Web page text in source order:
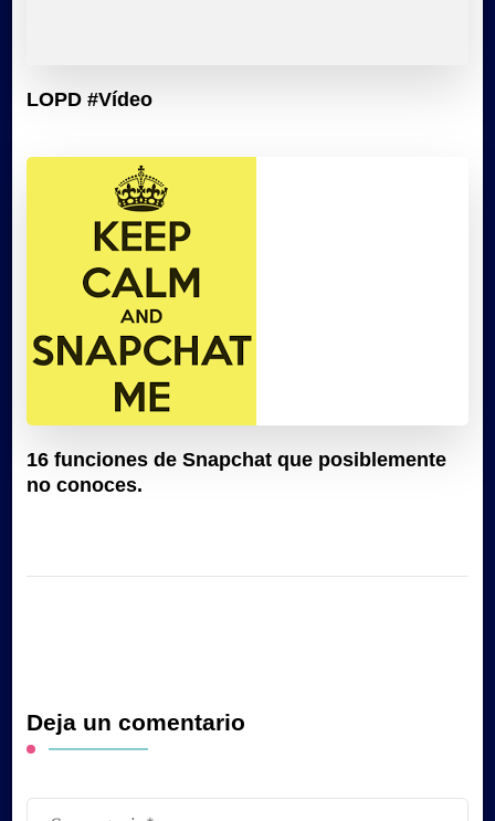
LOPD #Vídeo
16 funciones de Snapchat que posiblemente
no conoces.
Deja un comentario